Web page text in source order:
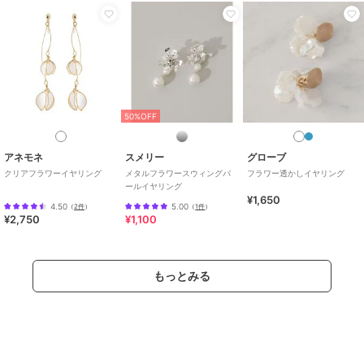
アネモネ
クリアフラワーイヤリング
4.50 （2件）
¥2,750
50%OFF
スメリー
メタルフラワースウィングパ
ールイヤリング
5.00 （1件）
¥1,100
グローブ
フラワー透かしイヤリング
¥1,650
もっとみる